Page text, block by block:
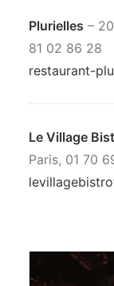
Plurielles –
81 02 86 28
restaurant-
Le Village
Paris, 01 70